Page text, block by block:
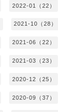
2022-01（22）
2021-10（28）
2021-06（22）
2021-03（23）
2020-12（25）
2020-09（37）